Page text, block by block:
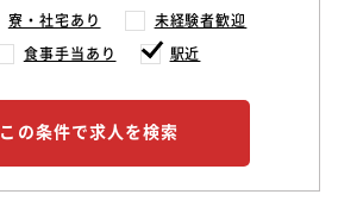
寮・社宅あり 未経験者歓迎
食事手当あり 駅近
この条件で求人を検索